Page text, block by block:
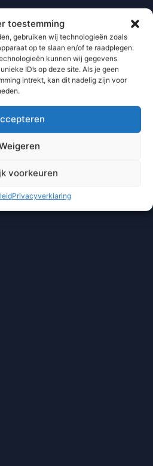
toestemming
gebruiken wij technologieën zoals
op te slaan en/of te raadplegen.
kunnen wij gegevens
ID’s op deze site. Als je geen
intrekt, kan dit nadelig zijn voor
voorkeuren
Privacyverklaring